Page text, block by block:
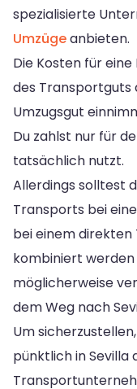
spezialisierte
Umzügeanbieten.
Die Kosten für
des Transportguts
Umzugsgut
Du zahlst nur für
tatsächlich nutzt.
Allerdings solltest
Transports bei
bei einem
kombiniert
möglicherweise
dem Weg nach
Um
pünktlich in Sevilla